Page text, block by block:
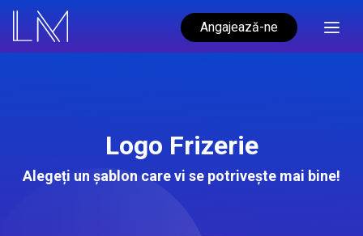
Angajează-ne
Logo Frizerie
Alegeți un șablon care vi se potrivește mai bine!